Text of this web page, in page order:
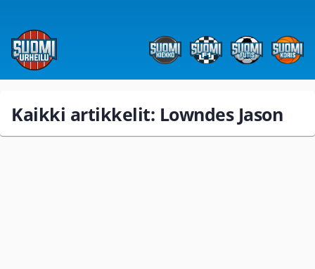
Kaikki artikkelit: Lowndes Jason